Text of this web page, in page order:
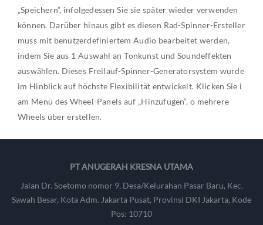
„Speichern“, infolgedessen Sie sie später wieder verwenden
können. Darüber hinaus gibt es diesen Rad-Spinner-Ersteller
muss mit benutzerdefiniertem Audio bearbeitet werden,
indem Sie aus 1 Auswahl an Tonkunst und Soundeffekten
auswählen. Dieses Freilauf-Spinner-Generatorsystem wurde
im Hinblick auf höchste Flexibilität entwickelt. Klicken Sie i
am Menü des Wheel-Panels auf „Hinzufügen“, o mehrere
Wheels über erstellen.
PT ANUGERAH KRESNA UTAMA
Jalan Dr. Soetomo nomor 9, Desa/Kelurahan Pasar Baru, Kec.
Sawah Besar, Kota Adm. Jakarta Pusat, Provinsi DKI Jakarta, Kode
Pos: 10710